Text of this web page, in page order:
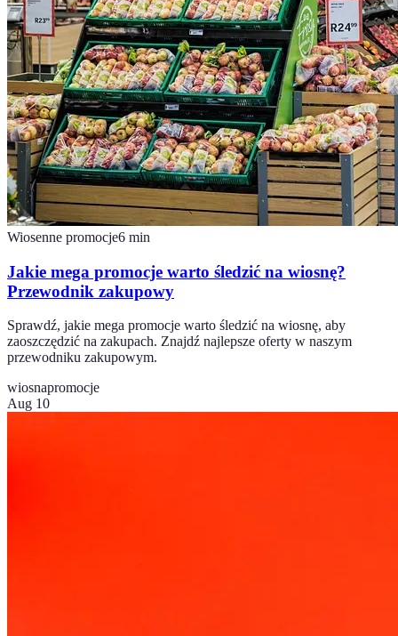
Wiosenne promocje6 min
Jakie mega promocje warto śledzić na wiosnę?
Przewodnik zakupowy
Sprawdź, jakie mega promocje warto śledzić na wiosnę, aby
zaoszczędzić na zakupach. Znajdź najlepsze oferty w naszym
przewodniku zakupowym.
wiosnapromocje
Aug 10